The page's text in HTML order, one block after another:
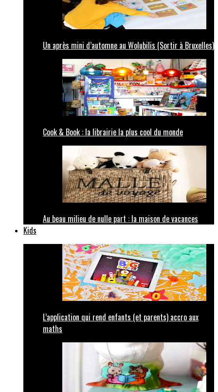
Un après mini d’automne au Wolubilis (Sortir à Bruxelles)
Cook & Book : la librairie la plus cool du monde
Au beau milieu de nulle part : la maison de vacances
Kids
L’application qui rend enfants (et parents) accro aux
maths